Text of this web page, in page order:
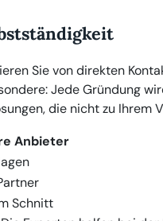
Sie von direkten
Jede Gründung
die nicht zu Ihrem
Anbieter
Schnitt